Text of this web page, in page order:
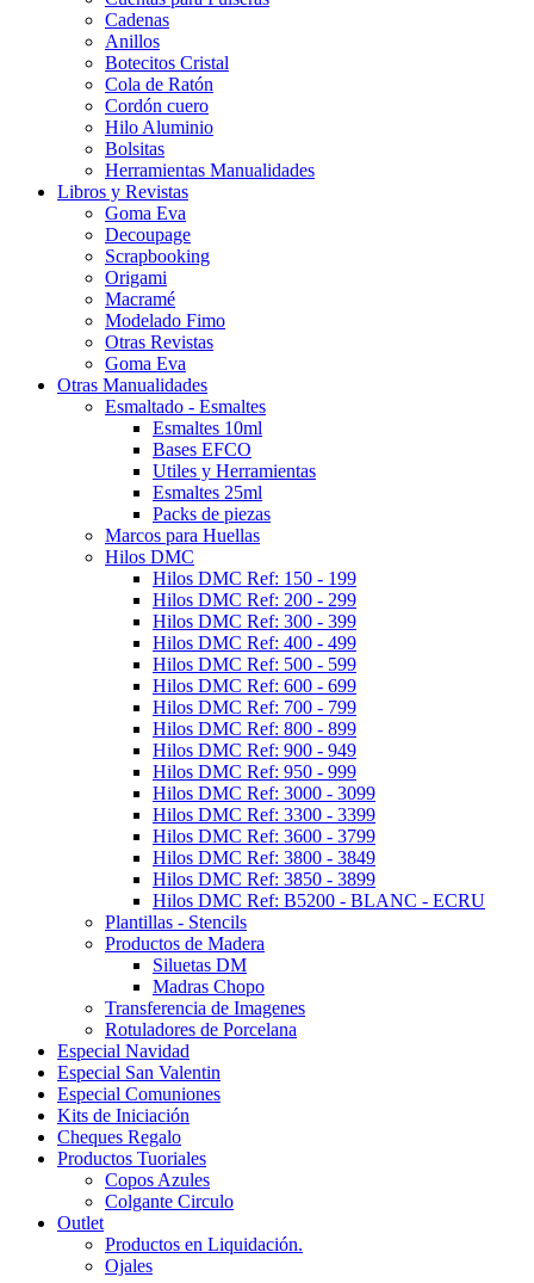
Cadenas
Anillos
Botecitos Cristal
Cola de Ratón
Cordón cuero
Hilo Aluminio
Bolsitas
Herramientas Manualidades
Libros y Revistas
Goma Eva
Decoupage
Scrapbooking
Origami
Macramé
Modelado Fimo
Otras Revistas
Goma Eva
Otras Manualidades
Esmaltado - Esmaltes
Esmaltes 10ml
Bases EFCO
Utiles y Herramientas
Esmaltes 25ml
Packs de piezas
Marcos para Huellas
Hilos DMC
Hilos DMC Ref: 150 - 199
Hilos DMC Ref: 200 - 299
Hilos DMC Ref: 300 - 399
Hilos DMC Ref: 400 - 499
Hilos DMC Ref: 500 - 599
Hilos DMC Ref: 600 - 699
Hilos DMC Ref: 700 - 799
Hilos DMC Ref: 800 - 899
Hilos DMC Ref: 900 - 949
Hilos DMC Ref: 950 - 999
Hilos DMC Ref: 3000 - 3099
Hilos DMC Ref: 3300 - 3399
Hilos DMC Ref: 3600 - 3799
Hilos DMC Ref: 3800 - 3849
Hilos DMC Ref: 3850 - 3899
Hilos DMC Ref: B5200 - BLANC - ECRU
Plantillas - Stencils
Productos de Madera
Siluetas DM
Madras Chopo
Transferencia de Imagenes
Rotuladores de Porcelana
Especial Navidad
Especial San Valentin
Especial Comuniones
Kits de Iniciación
Cheques Regalo
Productos Tuoriales
Copos Azules
Colgante Circulo
Outlet
Productos en Liquidación.
Ojales